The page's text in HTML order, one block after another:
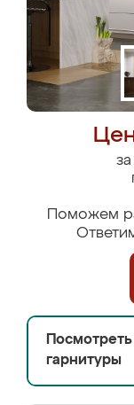
за
Поможем
гарнитуры